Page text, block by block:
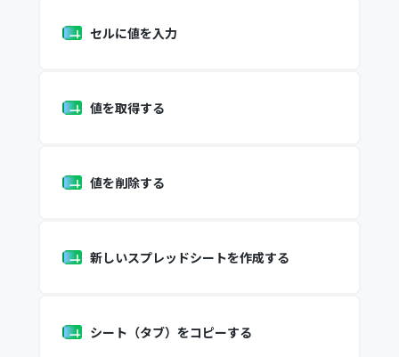
セルに値を入力
値を取得する
値を削除する
新しいスプレッドシートを作成する
シート（タブ）をコピーする